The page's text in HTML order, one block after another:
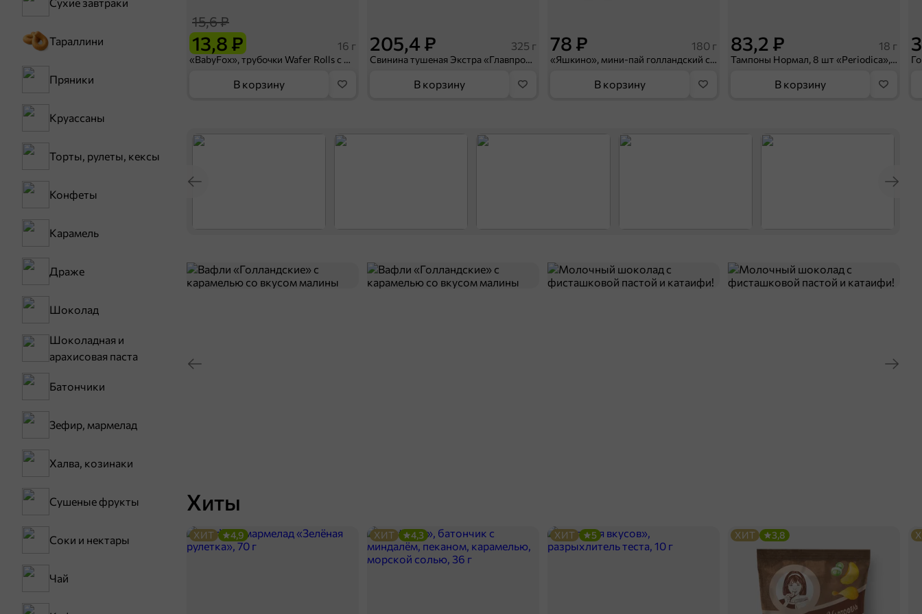
Тараллини
Пряники
Круассаны
Торты, рулеты, кексы
Конфеты
Карамель
Драже
Шоколад
Шоколадная и
арахисовая паста
Батончики
Зефир, мармелад
Халва, козинаки
Сушеные фрукты
Соки и нектары
Чай
15,6 ₽
13,8 ₽ 16 г
«BabyFox», трубочки Wafer Rolls с молочной начинкой, 16 г
В корзину
205,4 ₽ 325 г
Свинина тушеная Экстра «Главпродукт», 325 г
В корзину
78 ₽ 180 г
«Яшкино», мини-пай голландский с вишнёвой начинкой, 180 г
В корзину
83,2 ₽ 18 г
Тампоны Нормал, 8 шт «Periodica», 18 г
В корзину
Хиты
ХИТ 4,9 ХИТ 4,3 ХИТ 5 ХИТ 3,8